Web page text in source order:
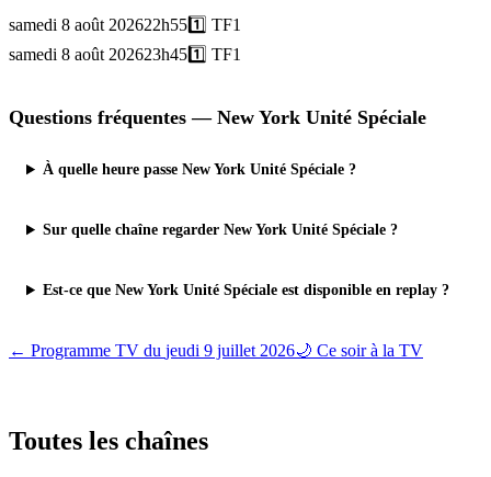
samedi 8 août 202622h551️⃣ TF1
samedi 8 août 202623h451️⃣ TF1
Questions fréquentes — New York Unité Spéciale
À quelle heure passe New York Unité Spéciale ?
Sur quelle chaîne regarder New York Unité Spéciale ?
Est-ce que New York Unité Spéciale est disponible en replay ?
← Programme TV du jeudi 9 juillet 2026🌙 Ce soir à la TV
Toutes les chaînes